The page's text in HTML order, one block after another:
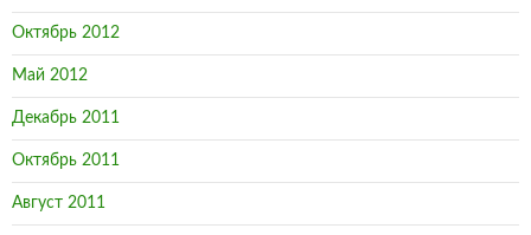
Октябрь 2012
Май 2012
Декабрь 2011
Октябрь 2011
Август 2011